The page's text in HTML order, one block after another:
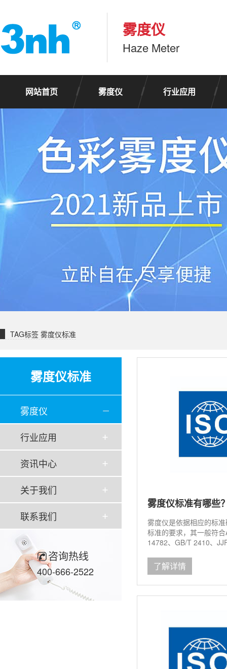
雾度仪
Haze Meter
网站首页 雾度仪 行业应用
TAG标签 雾度仪标准
雾度仪标准
雾度仪
行业应用
资讯中心
关于我们
联系我们
咨询热线
400-666-2522
雾度仪标准有哪些
雾度仪是依据相应的标
标准的要求，其一般符
14782、GB/T 2410、
绍。...
了解详情